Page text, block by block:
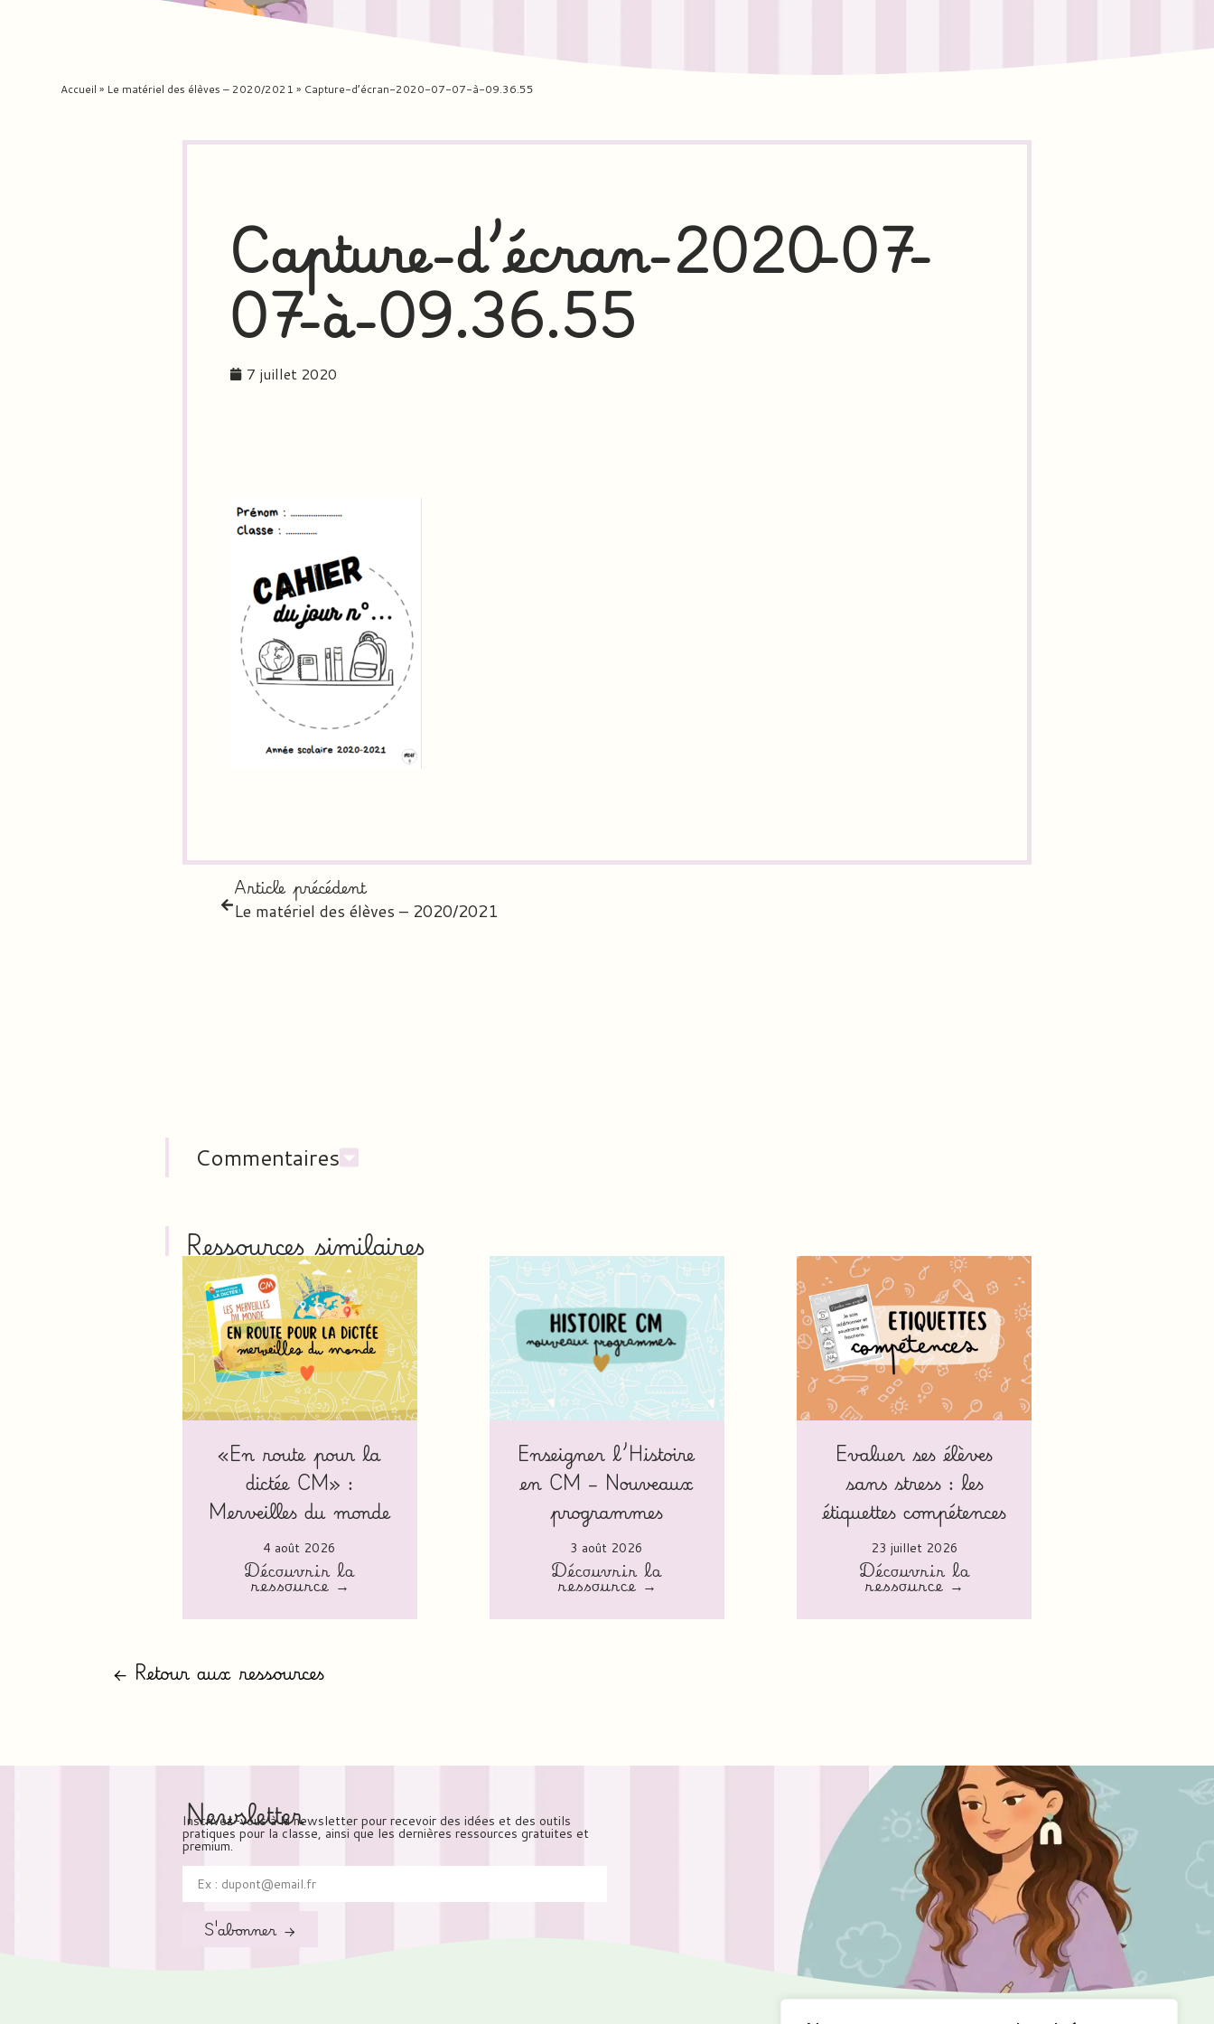
Accueil » Le matériel des élèves – 2020/2021 » Capture-d’écran-2020-07-07-à-09.36.55
Capture-d’écran-2020-07-
07-à-09.36.55
7 juillet 2020
Article précédent
Le matériel des élèves – 2020/2021
Commentaires
Ressources similaires
«En route pour la
dictée CM» :
Merveilles du monde
4 août 2026
Découvrir la
ressource →
Enseigner l’Histoire
en CM – Nouveaux
programmes
3 août 2026
Découvrir la
ressource →
Evaluer ses élèves
sans stress : les
étiquettes compétences
23 juillet 2026
Découvrir la
ressource →
← Retour aux ressources
Newsletter
Inscrivez-vous à la newsletter pour recevoir des idées et des outils
pratiques pour la classe, ainsi que les dernières ressources gratuites et
premium.
S'abonner →